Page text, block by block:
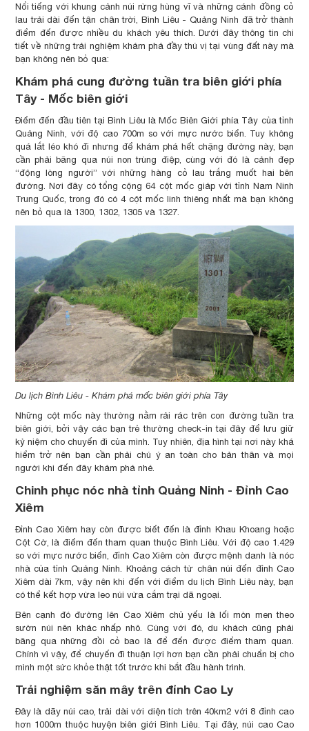
Nổi tiếng với khung cảnh núi rừng hùng vĩ và những cánh đồng cỏ
lau trải dài đến tận chân trời, Bình Liêu - Quảng Ninh đã trở thành
điểm đến được nhiều du khách yêu thích. Dưới đây thông tin chi
tiết về những trải nghiệm khám phá đầy thú vị tại vùng đất này mà
bạn không nên bỏ qua:
Khám phá cung đường tuần tra biên giới phía
Tây - Mốc biên giới
Điểm đến đầu tiên tại Bình Liêu là Mốc Biên Giới phía Tây của tỉnh
Quảng Ninh, với độ cao 700m so với mực nước biển. Tuy không
quá lắt léo khó đi nhưng để khám phá hết chặng đường này, bạn
cần phải băng qua núi non trùng điệp, cùng với đó là cảnh đẹp
“động lòng người” với những hàng cỏ lau trắng muốt hai bên
đường. Nơi đây có tổng cộng 64 cột mốc giáp với tỉnh Nam Ninh
Trung Quốc, trong đó có 4 cột mốc linh thiêng nhất mà bạn không
nên bỏ qua là 1300, 1302, 1305 và 1327.
Du lịch Bình Liêu - Khám phá mốc biên giới phía Tây
Những cột mốc này thường nằm rải rác trên con đường tuần tra
biên giới, bởi vậy các bạn trẻ thường check-in tại đây để lưu giữ
kỷ niệm cho chuyến đi của mình. Tuy nhiên, địa hình tại nơi này khá
hiểm trở nên bạn cần phải chú ý an toàn cho bản thân và mọi
người khi đến đây khám phá nhé.
Chinh phục nóc nhà tỉnh Quảng Ninh - Đỉnh Cao
Xiêm
Đỉnh Cao Xiêm hay còn được biết đến là đỉnh Khau Khoang hoặc
Cột Cờ, là điểm đến tham quan thuộc Bình Liêu. Với độ cao 1.429
so với mực nước biển, đỉnh Cao Xiêm còn được mệnh danh là nóc
nhà của tỉnh Quảng Ninh. Khoảng cách từ chân núi đến đỉnh Cao
Xiêm dài 7km, vậy nên khi đến với điểm du lịch Bình Liêu này, bạn
có thể kết hợp vừa leo núi vừa cắm trại dã ngoại.
Bên cạnh đó đường lên Cao Xiêm chủ yếu là lối mòn men theo
sườn núi nên khác nhấp nhô. Cùng với đó, du khách cũng phải
băng qua những đồi cỏ bao là để đến được điểm tham quan.
Chính vì vậy, để chuyến đi thuận lợi hơn bạn cần phải chuẩn bị cho
mình một sức khỏe thật tốt trước khi bắt đầu hành trình.
Trải nghiệm săn mây trên đỉnh Cao Ly
Đây là dãy núi cao, trải dài với diện tích trên 40km2 với 8 đỉnh cao
hơn 1000m thuộc huyện biên giới Bình Liêu. Tại đây, núi cao Cao